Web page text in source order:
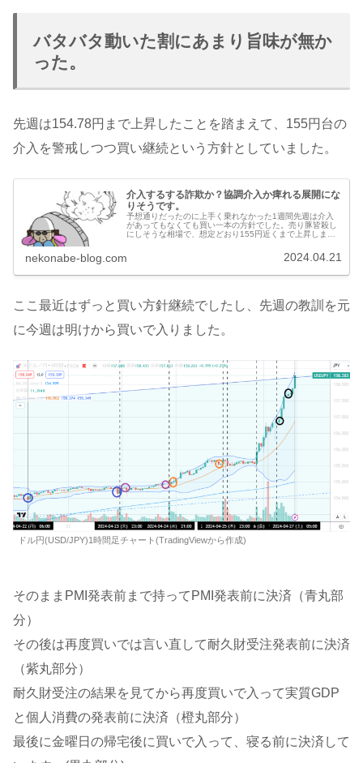
バタバタ動いた割にあまり旨味が無か
った。
先週は154.78円まで上昇したことを踏まえて、155円台の
介入を警戒しつつ買い継続という方針としていました。
介入するする詐欺か？協調介入か痺れる展開にな
りそうです。
予想通りだったのに上手く乗れなかった1週間先週は介入
があってもなくても買い一本の方針でした。売り豚皆殺し
にしそうな相場で、想定どおり155円近くまで上昇しまし
nekonabe-blog.com 2024.04.21
ここ最近はずっと買い方針継続でしたし、先週の教訓を元
に今週は明けから買いで入りました。
ドル円(USD/JPY)1時間足チャート(TradingViewから作成)
そのままPMI発表前まで持ってPMI発表前に決済（青丸部
分）
その後は再度買いでは言い直して耐久財受注発表前に決済
（紫丸部分）
耐久財受注の結果を見てから再度買いで入って実質GDP
と個人消費の発表前に決済（橙丸部分）
最後に金曜日の帰宅後に買いで入って、寝る前に決済して